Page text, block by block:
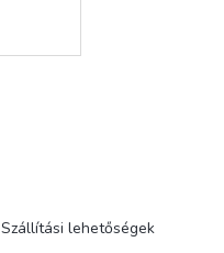
Szállítási lehetőségek